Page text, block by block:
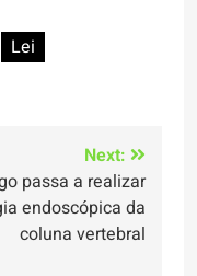
Lei
Next:
passa a realizar
endoscópica da
coluna vertebral